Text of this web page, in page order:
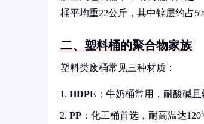
桶平均重22公斤，其中锌层约占
二、塑料桶的聚合物家族
塑料类废桶常见三种材质：
HDPE ：牛奶桶常用，耐酸碱且
PP ：化工桶首选，耐高温达